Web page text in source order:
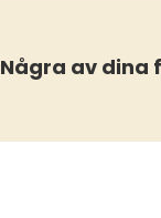
Några av dina